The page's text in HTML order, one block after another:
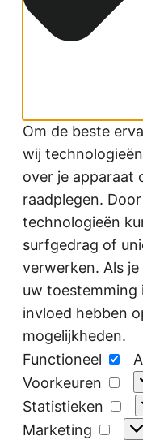
Om de beste
wij
over je apparaat
raadplegen.
technologieën
surfgedrag of
verwerken. Als
uw toestemming
invloed hebben
mogelijkheden.
Functioneel
Voorkeuren
Statistieken
Marketing